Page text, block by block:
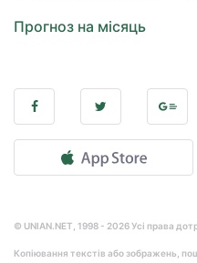
Прогноз на місяць
© UNIAN.NET, 1998 - 2026 Усі права
Копіювання текстів або зображень,